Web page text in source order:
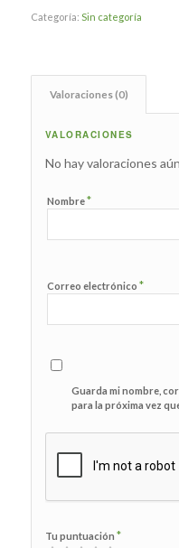
Categoría: Sin categoría
Valoraciones (0)
VALORACIONES
No hay valoraciones
Nombre*
Correo electrónico *
Guarda mi nombre,
para la próxima vez
Tu puntuación *